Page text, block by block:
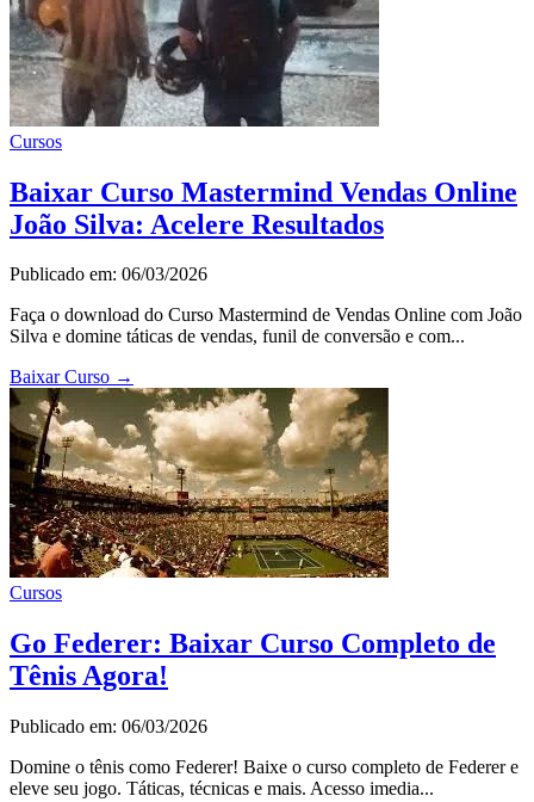
Cursos
Baixar Curso Mastermind Vendas Online
João Silva: Acelere Resultados
Publicado em: 06/03/2026
Faça o download do Curso Mastermind de Vendas Online com João
Silva e domine táticas de vendas, funil de conversão e com...
Baixar Curso →
Cursos
Go Federer: Baixar Curso Completo de
Tênis Agora!
Publicado em: 06/03/2026
Domine o tênis como Federer! Baixe o curso completo de Federer e
eleve seu jogo. Táticas, técnicas e mais. Acesso imedia...